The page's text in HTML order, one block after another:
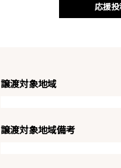
応援
譲渡対象地域
譲渡対象地域備考